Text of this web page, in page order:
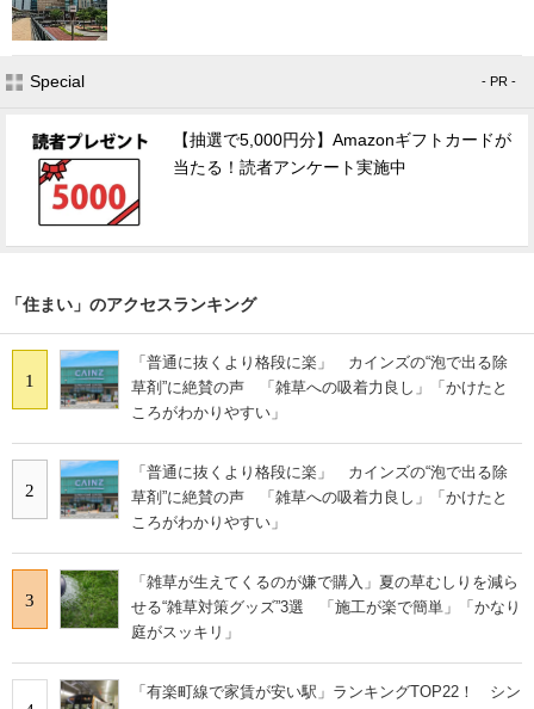
Special - PR -
【抽選で5,000円分】Amazonギフトカードが
当たる！読者アンケート実施中
「住まい」のアクセスランキング
1
「普通に抜くより格段に楽」 カインズの“泡で出る除
草剤”に絶賛の声 「雑草への吸着力良し」「かけたと
ころがわかりやすい」
2
「普通に抜くより格段に楽」 カインズの“泡で出る除
草剤”に絶賛の声 「雑草への吸着力良し」「かけたと
ころがわかりやすい」
3
「雑草が生えてくるのが嫌で購入」夏の草むしりを減ら
せる“雑草対策グッズ”3選 「施工が楽で簡単」「かなり
庭がスッキリ」
「有楽町線で家賃が安い駅」ランキングTOP22！ シン